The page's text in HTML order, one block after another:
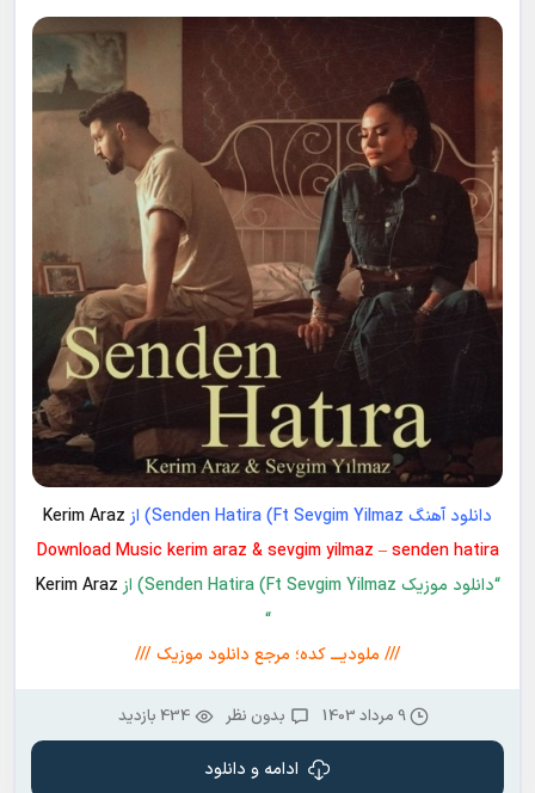
دانلود آهنگ Senden Hatira (Ft Sevgim Yilmaz) از
Kerim Araz
Download Music kerim araz & sevgim yilmaz – senden hatira
“دانلود موزیک Senden Hatira (Ft Sevgim Yilmaz) از
Kerim Araz
“
/// ملودیـــ کده؛ مرجع دانلود موزیک ///
9 مرداد 1403 بدون نظر 434 بازدید
ادامه و دانلود